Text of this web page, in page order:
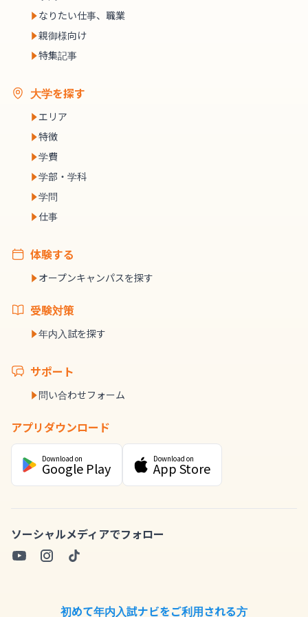
なりたい仕事、職業
親御様向け
特集記事
大学を探す
エリア
特徴
学費
学部・学科
学問
仕事
体験する
オープンキャンパスを探す
受験対策
年内入試を探す
サポート
問い合わせフォーム
アプリダウンロード
Download on
Google Play
Download on
App Store
ソーシャルメディアでフォロー
初めて年内入試ナビをご利用される方